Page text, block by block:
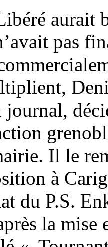
aurait
pas
Il le
à
du P.S.
la mise